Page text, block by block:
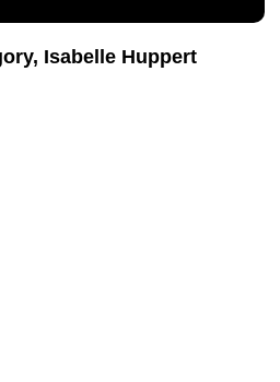
Isabelle Huppert